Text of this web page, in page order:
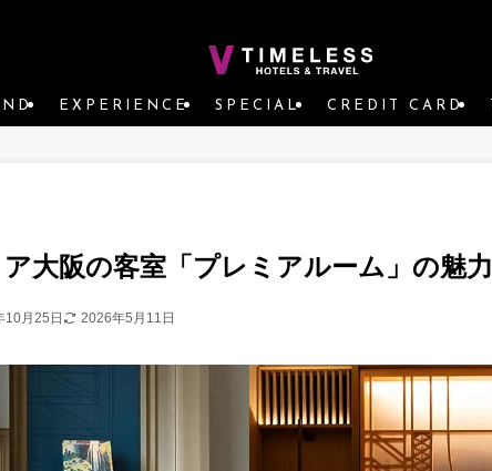
EXPERIENCE SPECIAL CREDIT CARD
大阪の客室「プレミアルーム」の魅力
10月25日 2026年5月11日